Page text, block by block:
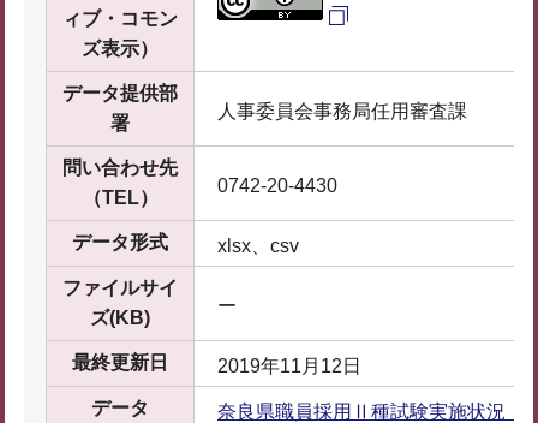
ィブ・コモン
ズ表示）
データ提供部
署
人事委員会事務局任用審査課
問い合わせ先
（TEL）
0742-20-4430
データ形式 xlsx、csv
ファイルサイ
ズ(KB)
ー
最終更新日 2019年11月12日
データ 奈良県職員採用Ⅱ種試験実施状況（